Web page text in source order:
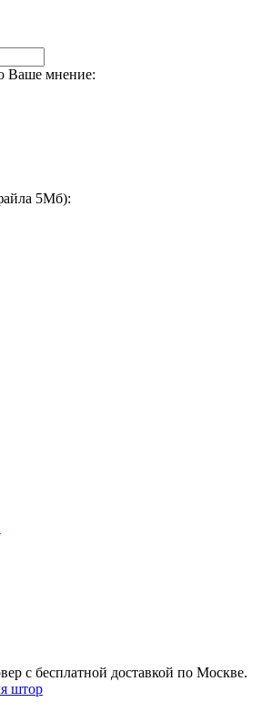
Ваше мнение:
5Мб):
с бесплатной доставкой по Москве.
штор